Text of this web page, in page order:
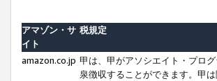
アマゾン・サ
イト
税規定
amazon.co.jp 甲は、甲がアソシエイト・プロ
泉徴収することができます。甲